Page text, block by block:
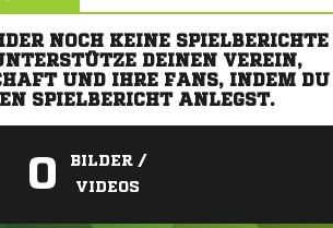
NOCH KEINE SPIELBERICHTE
DEINEN VEREIN,
UND IHRE FANS, INDEM DU
SPIELBERICHT ANLEGST.
0
BILDER /
VIDEOS